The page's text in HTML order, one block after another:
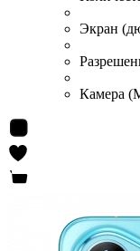
Экран
Камера